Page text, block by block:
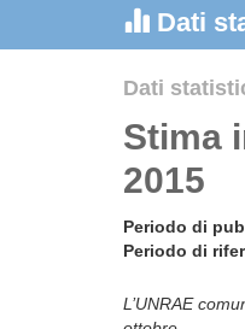
Dati
Dati
Stima
2015
Periodo di
Periodo di
L’UNRAE